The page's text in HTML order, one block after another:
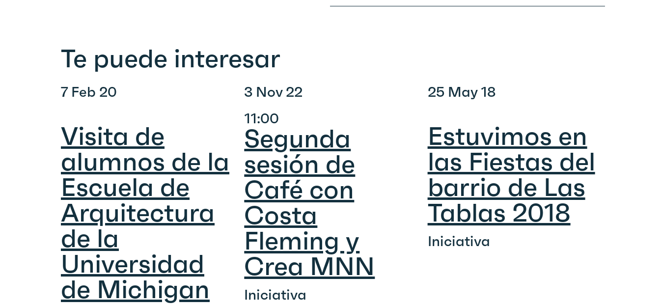
Te puede interesar
7 Feb 20
Visita de
alumnos de la
Escuela de
Arquitectura
de la
Universidad
de Michigan
3 Nov 22
11:00
Segunda
sesión de
Café con
Costa
Fleming y
Crea MNN
Iniciativa
25 May 18
Estuvimos en
las Fiestas del
barrio de Las
Tablas 2018
Iniciativa